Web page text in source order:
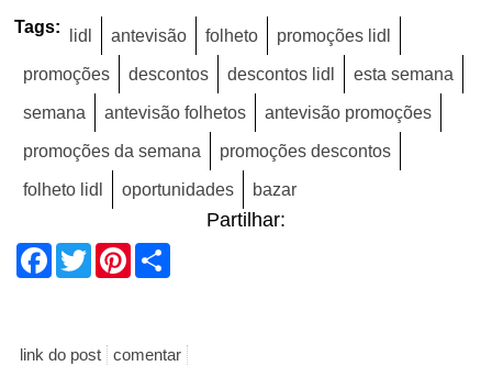
Tags: lidl antevisão folheto promoções lidl
promoções descontos descontos lidl esta semana
semana antevisão folhetos antevisão promoções
promoções da semana promoções descontos
folheto lidl oportunidades bazar
Partilhar:
Facebook
TwitterPinterest
link do post comentar